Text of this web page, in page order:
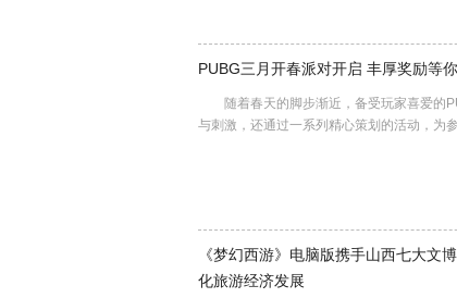
PUBG三月开春派对开启 丰厚奖励等
随着春天的脚步渐近，备受玩家喜爱的
与刺激，还通过一系列精心策划的活动，
《梦幻西游》电脑版携手山西七大文
化旅游经济发展